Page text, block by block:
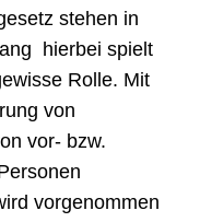
stehen in
hierbei spielt
Rolle. Mit
von
vor- bzw.
vorgenommen